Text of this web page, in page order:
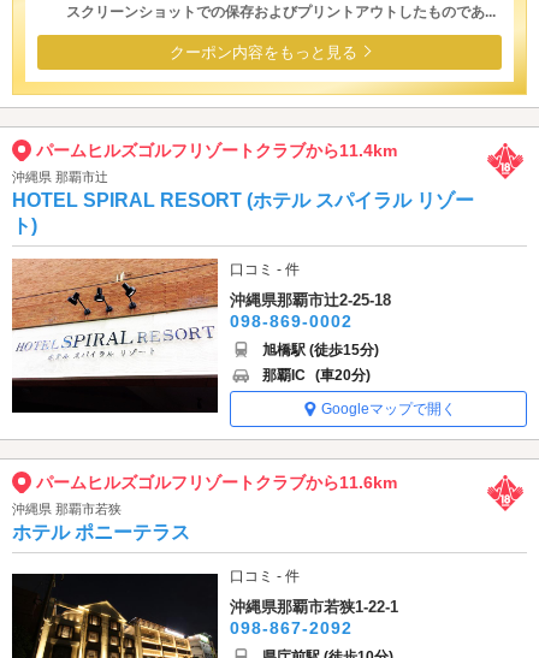
スクリーンショットでの保存およびプリントアウトしたものであ...
クーポン内容をもっと見る
パームヒルズゴルフリゾートクラブから11.4km
沖縄県 那覇市辻
HOTEL SPIRAL RESORT (ホテル スパイラル リゾー
ト)
口コミ - 件
沖縄県那覇市辻2-25-18
098-869-0002
旭橋駅 (徒歩15分)
那覇IC (車20分)
Googleマップで開く
パームヒルズゴルフリゾートクラブから11.6km
沖縄県 那覇市若狭
ホテル ポニーテラス
口コミ - 件
沖縄県那覇市若狭1-22-1
098-867-2092